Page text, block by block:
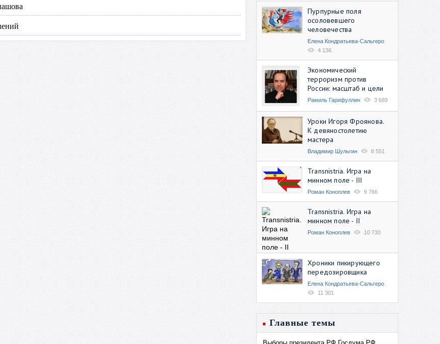
Пурпурные поля
осоловевшего
человечества
Елена Кондратьева-Сальгеро
4 136
Экономический
терроризм против
России: масштаб и цели
Рамиль Гарифуллин 3 689
Уроки Игоря Фроянова.
К девяностолетию
мастера
Владимир Шульгин 8 551
Transnistria. Игра на
минном поле - III
Роман Коноплев 9 766
Transnistria. Игра на
минном поле - II
Роман Коноплев 10 730
Хроники пикирующего
передозировщика
Елена Кондратьева-Сальгеро
11 301
Главные темы